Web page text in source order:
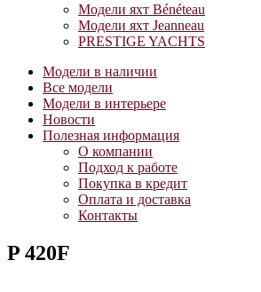
Модели яхт Bénéteau
Модели яхт Jeanneau
PRESTIGE YACHTS
Модели в наличии
Все модели
Модели в интерьере
Новости
Полезная информация
О компании
Подход к работе
Покупка в кредит
Оплата и доставка
Контакты
P 420F